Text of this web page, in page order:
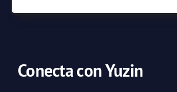
Conecta con Yuzin